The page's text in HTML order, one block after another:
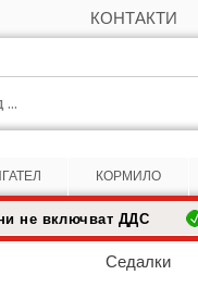
КОНТАКТИ
КОРМИЛО
не включват ДДС
Седалки